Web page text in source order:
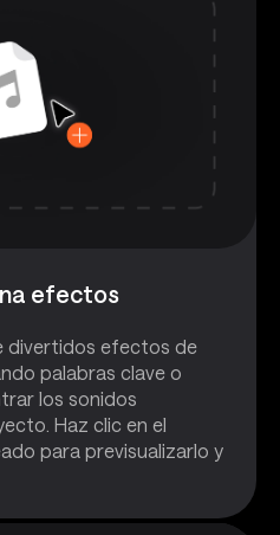
efectos
divertidos efectos de
palabras clave o
los sonidos
Haz clic en el
para previsualizarlo y